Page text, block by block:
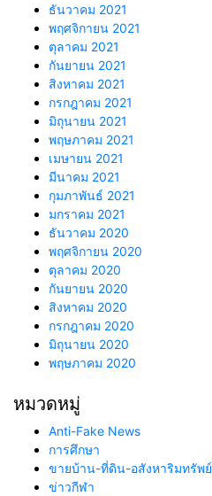
ธันวาคม 2021
พฤศจิกายน 2021
ตุลาคม 2021
กันยายน 2021
สิงหาคม 2021
กรกฎาคม 2021
มิถุนายน 2021
พฤษภาคม 2021
เมษายน 2021
มีนาคม 2021
กุมภาพันธ์ 2021
มกราคม 2021
ธันวาคม 2020
พฤศจิกายน 2020
ตุลาคม 2020
กันยายน 2020
สิงหาคม 2020
กรกฎาคม 2020
มิถุนายน 2020
พฤษภาคม 2020
หมวดหมู่
Anti-Fake News
การศึกษา
ขายบ้าน-ที่ดิน-อสังหาริมทรัพย์
ข่าวกีฬา